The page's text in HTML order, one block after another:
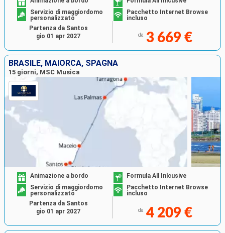
Servizio di maggiordomo
personalizzato
Pacchetto Internet Browse
incluso
da 3 669 €
Partenza da Santos
gio 01 apr 2027
BRASILE, MAIORCA, SPAGNA
15 giorni, MSC Musica
Animazione a bordo
Formula All Inlcusive
Servizio di maggiordomo
personalizzato
Pacchetto Internet Browse
incluso
da 4 209 €
Partenza da Santos
gio 01 apr 2027